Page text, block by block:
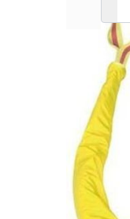
Article no.
03.82431